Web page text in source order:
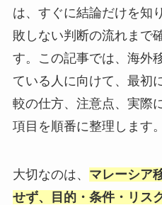
は、すぐに結論だけを知
敗しない判断の流れまで
す。この記事では、海外
ている人に向けて、最初
較の仕方、注意点、実際
項目を順番に整理します。
大切なのは、 マレーシア
せず、目的・条件・リス